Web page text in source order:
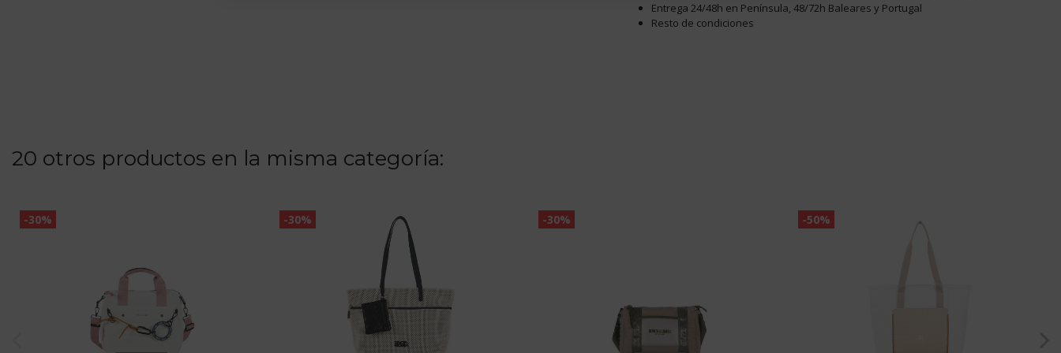
Entrega 24/48h en Península, 48/72h Baleares y Portugal
Resto de condiciones
20 otros productos en la misma categoría:
-30% -30% -30% -50%